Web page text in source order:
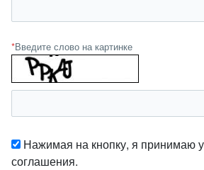
*Введите слово на картинке
Нажимая на кнопку, я принимаю
соглашения.